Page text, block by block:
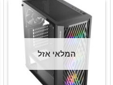
המלאי אזל